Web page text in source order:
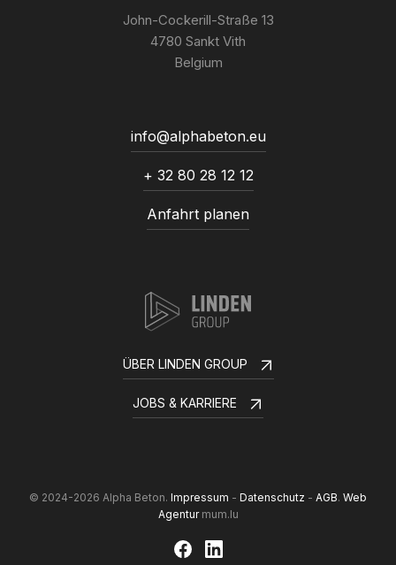
John-Cockerill-Straße 13
4780 Sankt Vith
Belgium
info@alphabeton.eu
+ 32 80 28 12 12
Anfahrt planen
ÜBER LINDEN GROUP
JOBS & KARRIERE
© 2024-2026 Alpha Beton. Impressum - Datenschutz - AGB. Web
Agentur mum.lu